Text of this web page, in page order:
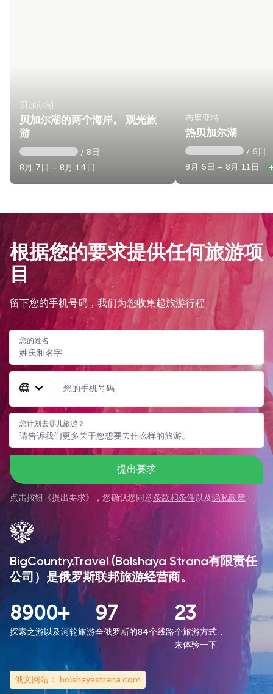
贝加尔湖
贝加尔湖的两个海岸。 观光旅
游
/ 8日
8月 7日 – 8月 14日
布里亚特
热贝加尔湖
/ 6日
8月 6日 – 8月 11日
根据您的要求提供任何旅游项
目
留下您的手机号码，我们为您收集起旅游行程
您的姓名
您的手机号码
您计划去哪儿旅游？
提出要求
点击按钮《提出要求》，您确认您同意条款和条件以及 隐私政策
BigCountry.Travel (Bolshaya Strana有限责任
公司）是俄罗斯联邦旅游经营商。
8900+
探索之游以及河轮旅游
97
全俄罗斯的84个线路
23
个旅游方式，
来体验一下
俄文网站： bolshayastrana.com